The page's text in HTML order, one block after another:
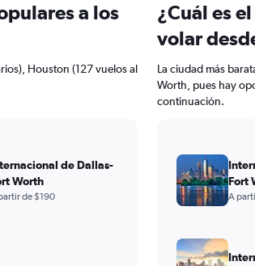
a los
Houston (127 vuelos al
de Dallas-
Worth
de $190
¿Cuál es
volar
La ciudad más
Worth, pues hay
continuación.
Fort
A